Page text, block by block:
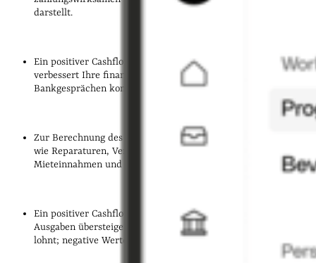
darstellt.
Ein positiver Cashflow reduziert Ihr Investitionsrisiko,
verbessert Ihre finanzielle Planung und hilft Ihnen, bei
Bankgesprächen kompetent aufzutreten.
Zur Berechnung des Cashflows ziehen Sie sämtliche Kosten
wie Reparaturen, Verwaltung und Kreditraten von Ihren
Mieteinnahmen und sonstigen Erträgen ab.
Ein positiver Cashflow bedeutet, dass Ihre Einnahmen die
Ausgaben übersteigen und Ihre Investition sich langfristig
lohnt; negative Werte weisen auf Handlungsbedarf hin.